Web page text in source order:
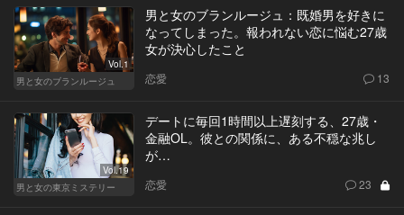
Vol.1
男と女のブランルージュ
男と女のブランルージュ：既婚男を好きに
なってしまった。報われない恋に悩む27歳
女が決心したこと
恋愛 13
Vol.19
男と女の東京ミステリー
デートに毎回1時間以上遅刻する、27歳・
金融OL。彼との関係に、ある不穏な兆し
が…
恋愛 23